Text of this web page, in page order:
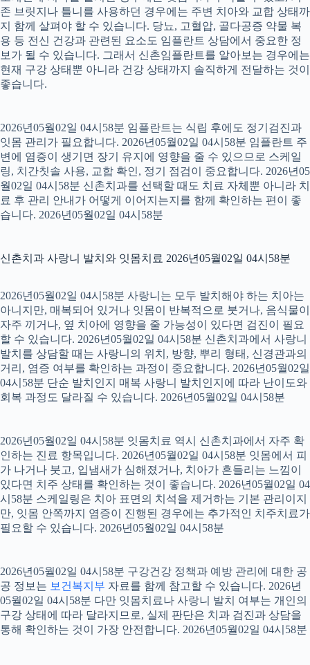
존 브릿지나 틀니를 사용하던 경우에는 주변 치아와 교합 상태까
지 함께 살펴야 할 수 있습니다. 당뇨, 고혈압, 골다공증 약물 복
용 등 전신 건강과 관련된 요소도 임플란트 상담에서 중요한 정
보가 될 수 있습니다. 그래서 신촌임플란트를 알아보는 경우에는
현재 구강 상태뿐 아니라 건강 상태까지 솔직하게 전달하는 것이
좋습니다.
2026년05월02일 04시58분 임플란트는 식립 후에도 정기검진과
잇몸 관리가 필요합니다. 2026년05월02일 04시58분 임플란트 주
변에 염증이 생기면 장기 유지에 영향을 줄 수 있으므로 스케일
링, 치간칫솔 사용, 교합 확인, 정기 점검이 중요합니다. 2026년05
월02일 04시58분 신촌치과를 선택할 때도 치료 자체뿐 아니라 치
료 후 관리 안내가 어떻게 이어지는지를 함께 확인하는 편이 좋
습니다. 2026년05월02일 04시58분
신촌치과 사랑니 발치와 잇몸치료 2026년05월02일 04시58분
2026년05월02일 04시58분 사랑니는 모두 발치해야 하는 치아는
아니지만, 매복되어 있거나 잇몸이 반복적으로 붓거나, 음식물이
자주 끼거나, 옆 치아에 영향을 줄 가능성이 있다면 검진이 필요
할 수 있습니다. 2026년05월02일 04시58분 신촌치과에서 사랑니
발치를 상담할 때는 사랑니의 위치, 방향, 뿌리 형태, 신경관과의
거리, 염증 여부를 확인하는 과정이 중요합니다. 2026년05월02일
04시58분 단순 발치인지 매복 사랑니 발치인지에 따라 난이도와
회복 과정도 달라질 수 있습니다. 2026년05월02일 04시58분
2026년05월02일 04시58분 잇몸치료 역시 신촌치과에서 자주 확
인하는 진료 항목입니다. 2026년05월02일 04시58분 잇몸에서 피
가 나거나 붓고, 입냄새가 심해졌거나, 치아가 흔들리는 느낌이
있다면 치주 상태를 확인하는 것이 좋습니다. 2026년05월02일 04
시58분 스케일링은 치아 표면의 치석을 제거하는 기본 관리이지
만, 잇몸 안쪽까지 염증이 진행된 경우에는 추가적인 치주치료가
필요할 수 있습니다. 2026년05월02일 04시58분
2026년05월02일 04시58분 구강건강 정책과 예방 관리에 대한 공
공 정보는 보건복지부 자료를 함께 참고할 수 있습니다. 2026년
05월02일 04시58분 다만 잇몸치료나 사랑니 발치 여부는 개인의
구강 상태에 따라 달라지므로, 실제 판단은 치과 검진과 상담을
통해 확인하는 것이 가장 안전합니다. 2026년05월02일 04시58분